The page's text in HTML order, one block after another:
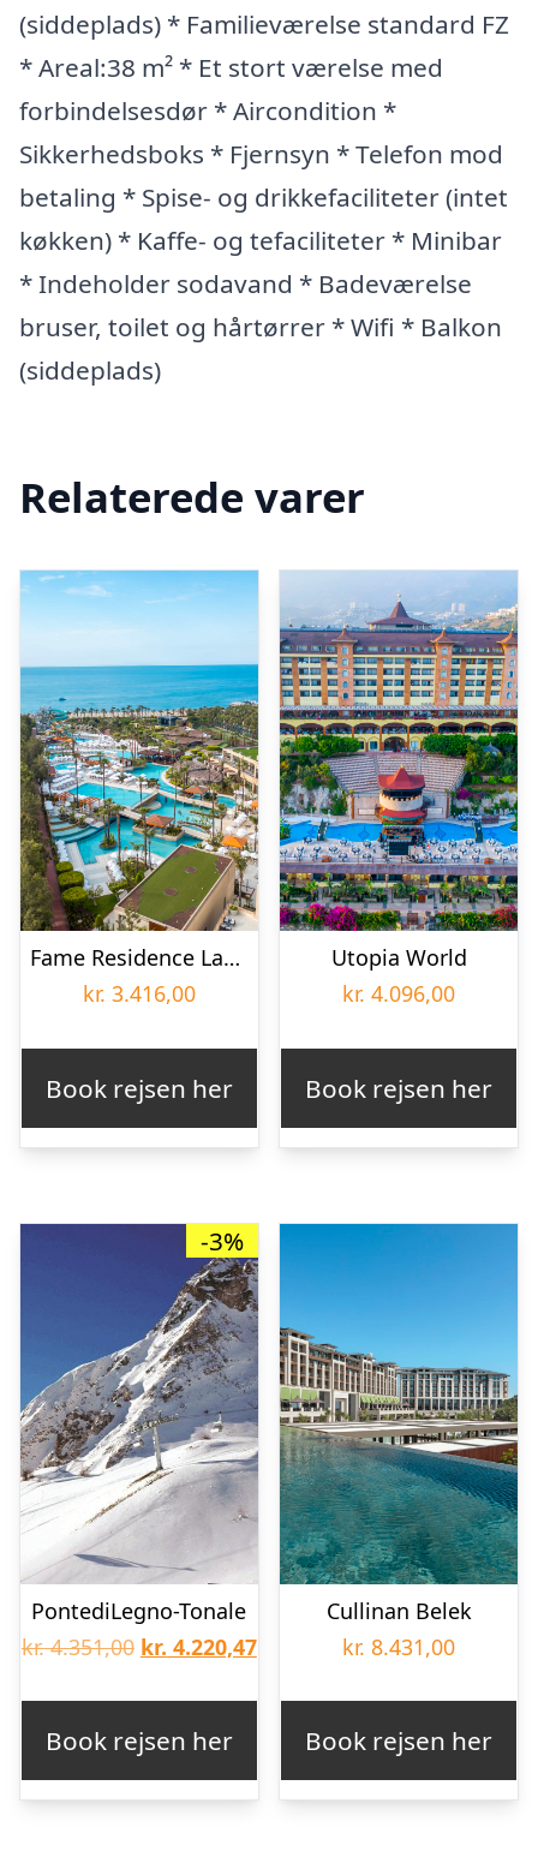
(siddeplads) * Familieværelse standard FZ
* Areal:38 m² * Et stort værelse med
forbindelsesdør * Aircondition *
Sikkerhedsboks * Fjernsyn * Telefon mod
betaling * Spise- og drikkefaciliteter (intet
køkken) * Kaffe- og tefaciliteter * Minibar
* Indeholder sodavand * Badeværelse
bruser, toilet og hårtørrer * Wifi * Balkon
(siddeplads)
Relaterede varer
Fame Residence Lara & Spa
kr. 3.416,00
Book rejsen her
Utopia World
kr. 4.096,00
Book rejsen her
-3%
PontediLegno-Tonale
kr.4.351,00 Den
var:
kr. 4.351,00.
kr. 4.220,47Den
kr. 4.220,47.
Book rejsen her
Cullinan Belek
kr. 8.431,00
Book rejsen her